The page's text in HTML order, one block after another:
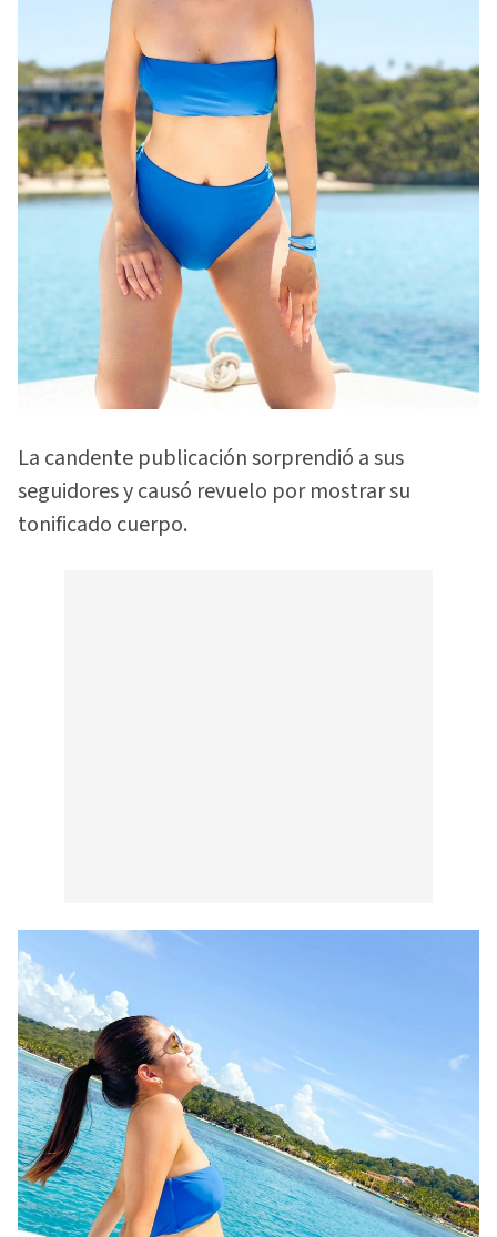
La candente publicación sorprendió a sus
seguidores y causó revuelo por mostrar su
tonificado cuerpo.